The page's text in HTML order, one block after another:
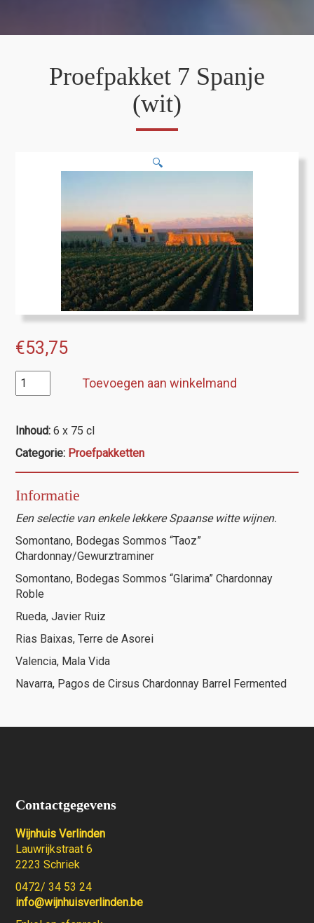
Proefpakket 7 Spanje
(wit)
🔍
€53,75
Proefpakket
7
(wit)
aantal
Toevoegen aan winkelmand
Inhoud:6 x 75 cl
Categorie: Proefpakketten
Informatie
Een selectie van enkele lekkere Spaanse witte wijnen.
Somontano, Bodegas Sommos “Taoz”
Chardonnay/Gewurztraminer
Somontano, Bodegas Sommos “Glarima” Chardonnay
Roble
Rueda, Javier Ruiz
Rias Baixas, Terre de Asorei
Valencia, Mala Vida
Navarra, Pagos de Cirsus Chardonnay Barrel Fermented
Contactgegevens
Wijnhuis Verlinden
Lauwrijkstraat 6
2223 Schriek
0472/ 34 53 24
info@wijnhuisverlinden.be